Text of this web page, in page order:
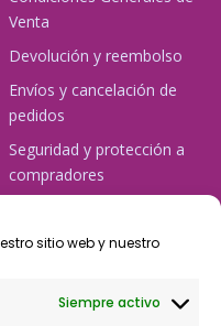
sitio web y nuestro
Siempre activo
Venta
Devolución y reembolso
Envíos y cancelación de
pedidos
Seguridad y protección a
compradores
Política de cookies